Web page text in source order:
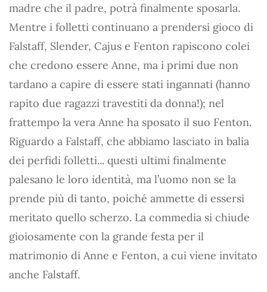
madre che il padre, potrà finalmente sposarla.
Mentre i folletti continuano a prendersi gioco di
Falstaff, Slender, Cajus e Fenton rapiscono colei
che credono essere Anne, ma i primi due non
tardano a capire di essere stati ingannati (hanno
rapito due ragazzi travestiti da donna!); nel
frattempo la vera Anne ha sposato il suo Fenton.
Riguardo a Falstaff, che abbiamo lasciato in balia
dei perfidi folletti... questi ultimi finalmente
palesano le loro identità, ma l’uomo non se la
prende più di tanto, poiché ammette di essersi
meritato quello scherzo. La commedia si chiude
gioiosamente con la grande festa per il
matrimonio di Anne e Fenton, a cui viene invitato
anche Falstaff.